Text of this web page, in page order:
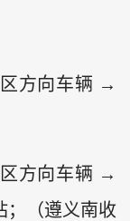
方向车辆 →
方向车辆 →
；（遵义南收